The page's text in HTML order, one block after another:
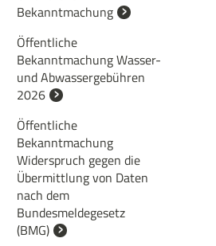
Bekanntmachung
Öffentliche
Bekanntmachung Wasser-
und Abwassergebühren
2026
Öffentliche
Bekanntmachung
Widerspruch gegen die
Übermittlung von Daten
nach dem
Bundesmeldegesetz
(BMG)